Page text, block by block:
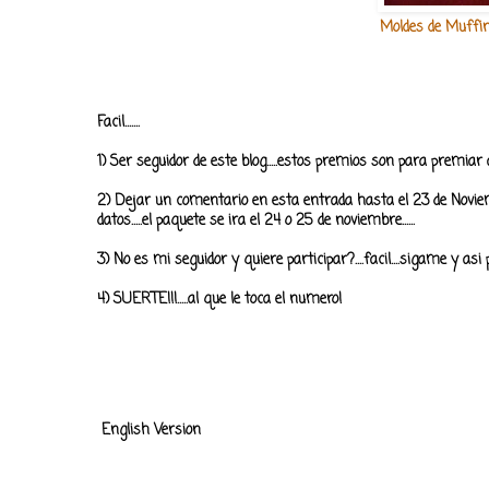
Moldes de
Facil.......
1) Ser seguidor de este blog.....estos premios son para
2) Dejar un comentario en esta entrada hasta el 23 de
datos.....el paquete se ira el 24 o 25 de noviembre......
3) No es mi seguidor y quiere participar?....facil....sigame y
4) SUERTE!!!.....al que le toca el numero!
English Version